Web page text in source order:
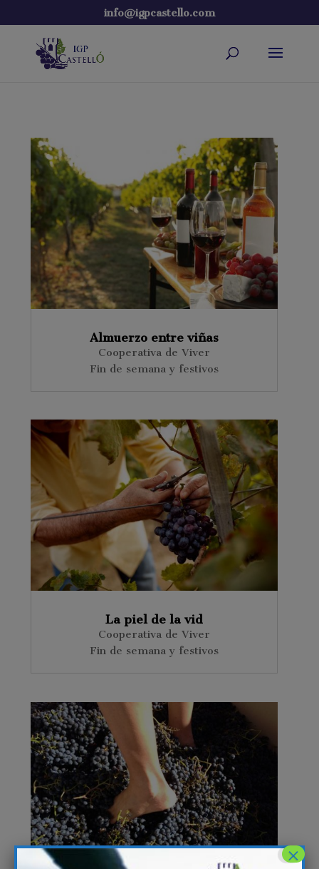
info@igpcastello.com
Almuerzo entre viñas
Cooperativa de Viver
Fin de semana y festivos
La piel de la vid
Cooperativa de Viver
Fin de semana y festivos
×